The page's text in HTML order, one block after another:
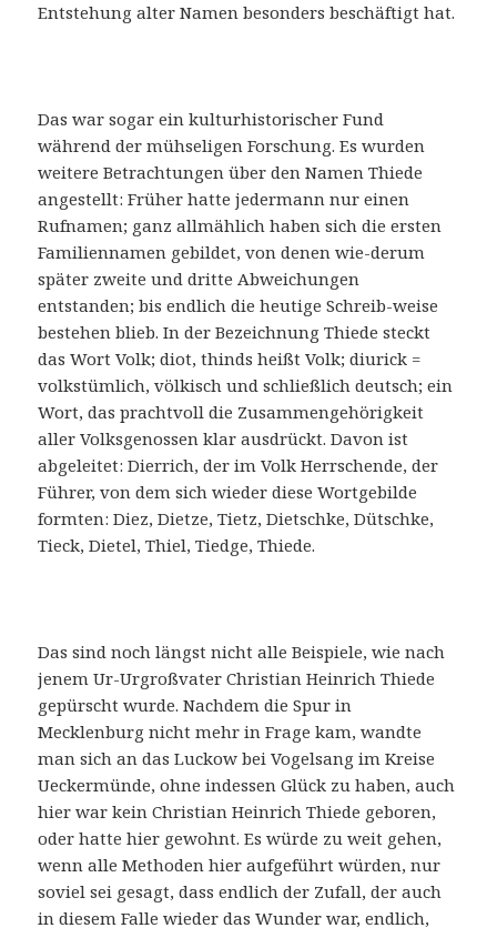
Entstehung alter Namen besonders beschäftigt hat.
Das war sogar ein kulturhistorischer Fund
während der mühseligen Forschung. Es wurden
weitere Betrachtungen über den Namen Thiede
angestellt: Früher hatte jedermann nur einen
Rufnamen; ganz allmählich haben sich die ersten
Familiennamen gebildet, von denen wie-derum
später zweite und dritte Abweichungen
entstanden; bis endlich die heutige Schreib-weise
bestehen blieb. In der Bezeichnung Thiede steckt
das Wort Volk; diot, thinds heißt Volk; diurick =
volkstümlich, völkisch und schließlich deutsch; ein
Wort, das prachtvoll die Zusammengehörigkeit
aller Volksgenossen klar ausdrückt. Davon ist
abgeleitet: Dierrich, der im Volk Herrschende, der
Führer, von dem sich wieder diese Wortgebilde
formten: Diez, Dietze, Tietz, Dietschke, Dütschke,
Tieck, Dietel, Thiel, Tiedge, Thiede.
Das sind noch längst nicht alle Beispiele, wie nach
jenem Ur-Urgroßvater Christian Heinrich Thiede
gepürscht wurde. Nachdem die Spur in
Mecklenburg nicht mehr in Frage kam, wandte
man sich an das Luckow bei Vogelsang im Kreise
Ueckermünde, ohne indessen Glück zu haben, auch
hier war kein Christian Heinrich Thiede geboren,
oder hatte hier gewohnt. Es würde zu weit gehen,
wenn alle Methoden hier aufgeführt würden, nur
soviel sei gesagt, dass endlich der Zufall, der auch
in diesem Falle wieder das Wunder war, endlich,